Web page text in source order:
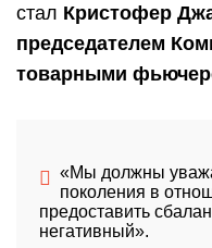
стал Кристофер
председателем
товарными
«Мы должны
поколения в
предоставить
негативный».